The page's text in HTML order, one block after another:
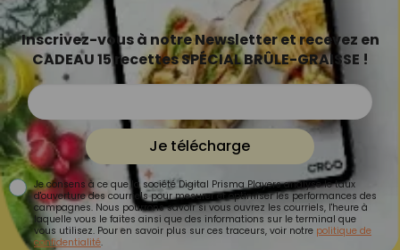
Inscrivez-vous à notre Newsletter et recevez en
CADEAU 15 recettes SPÉCIAL BRÛLE-GRAISSE !
Je télécharge
Je consens à ce que la société Digital Prisma Players analyse le taux
d'ouverture des courriels pour mesurer et optimiser les performances des
campagnes. Nous pourrons savoir si vous ouvrez les courriels, l'heure à
laquelle vous le faites ainsi que des informations sur le terminal que
vous utilisez. Pour en savoir plus sur ces traceurs, voir notre politique de
confidentialité.